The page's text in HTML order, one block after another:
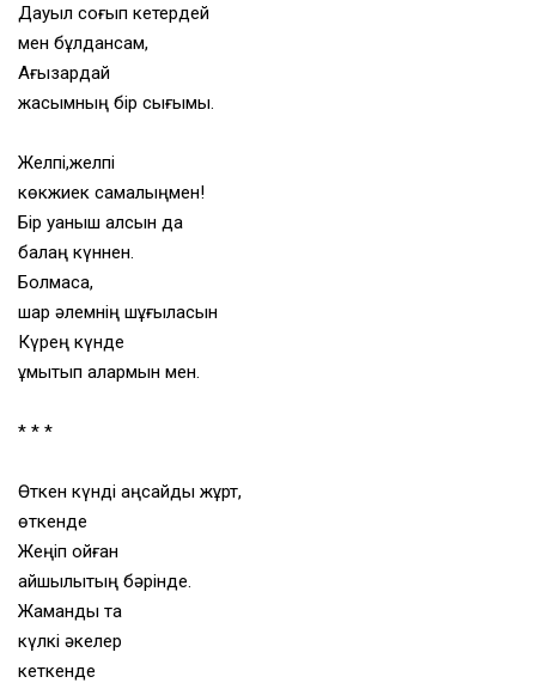
Дауыл соғып кетердей
мен бұлдансам,
Ағызардай
жасымның бір сығымы.
Желпі,желпі
көкжиек самалыңмен!
Бір қуаныш қалсын да
балаң күннен.
Болмаса,
шар әлемнің шұғыласын
Күрең күнде
ұмытып қалармын мен.
* * *
Өткен күнді аңсайды жұрт,
өткенде
Жеңіп қойған
қайшылықтың бәрінде.
Жамандық та
күлкі әкелер
кеткенде